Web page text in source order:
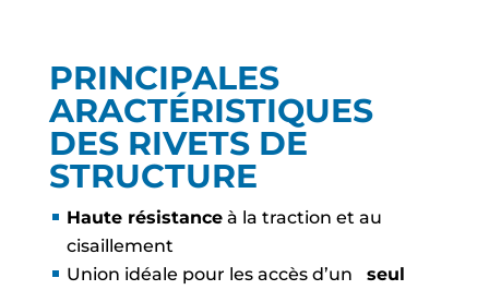
PRINCIPALES
ARACTÉRISTIQUES
DES RIVETS DE
STRUCTURE
Haute résistanceà la traction et au
cisaillement
Union idéale pour les accès d’un
seul